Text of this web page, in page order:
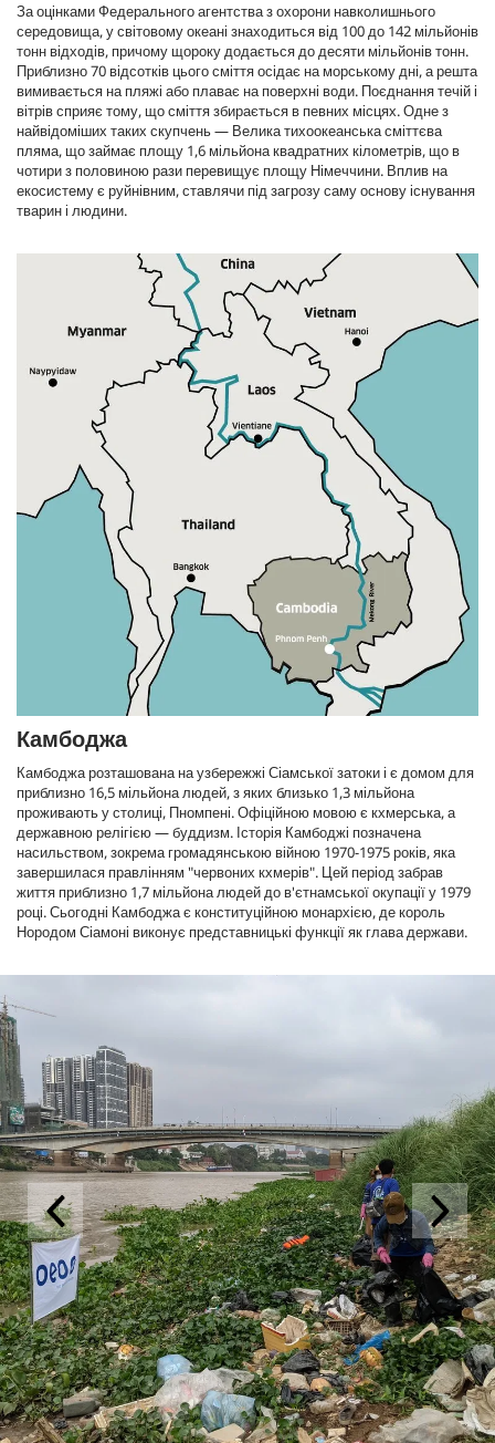
За оцінками Федерального агентства з охорони навколишнього
середовища, у світовому океані знаходиться від 100 до 142 мільйонів
тонн відходів, причому щороку додається до десяти мільйонів тонн.
Приблизно 70 відсотків цього сміття осідає на морському дні, а решта
вимивається на пляжі або плаває на поверхні води. Поєднання течій і
вітрів сприяє тому, що сміття збирається в певних місцях. Одне з
найвідоміших таких скупчень — Велика тихоокеанська сміттєва
пляма, що займає площу 1,6 мільйона квадратних кілометрів, що в
чотири з половиною рази перевищує площу Німеччини. Вплив на
екосистему є руйнівним, ставлячи під загрозу саму основу існування
тварин і людини.
Камбоджа
Камбоджа розташована на узбережжі Сіамської затоки і є домом для
приблизно 16,5 мільйона людей, з яких близько 1,3 мільйона
проживають у столиці, Пномпені. Офіційною мовою є кхмерська, а
державною релігією — буддизм. Історія Камбоджі позначена
насильством, зокрема громадянською війною 1970-1975 років, яка
завершилася правлінням "червоних кхмерів". Цей період забрав
життя приблизно 1,7 мільйона людей до в'єтнамської окупації у 1979
році. Сьогодні Камбоджа є конституційною монархією, де король
Нородом Сіамоні виконує представницькі функції як глава держави.